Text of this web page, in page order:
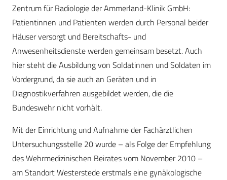
Zentrum für Radiologie der Ammerland-Klinik GmbH:
Patientinnen und Patienten werden durch Personal beider
Häuser versorgt und Bereitschafts- und
Anwesenheitsdienste werden gemeinsam besetzt. Auch
hier steht die Ausbildung von Soldatinnen und Soldaten im
Vordergrund, da sie auch an Geräten und in
Diagnostikverfahren ausgebildet werden, die die
Bundeswehr nicht vorhält.
Mit der Einrichtung und Aufnahme der Fachärztlichen
Untersuchungsstelle 20 wurde – als Folge der Empfehlung
des Wehrmedizinischen Beirates vom November 2010 –
am Standort Westerstede erstmals eine gynäkologische